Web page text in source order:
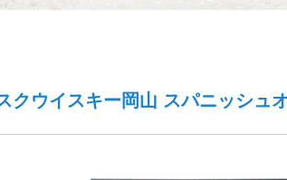
クウイスキー岡山 スパニッシュ